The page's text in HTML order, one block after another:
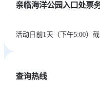
亲临海洋公园入口处票
活动日前1天（下午5:00）截
查询热线